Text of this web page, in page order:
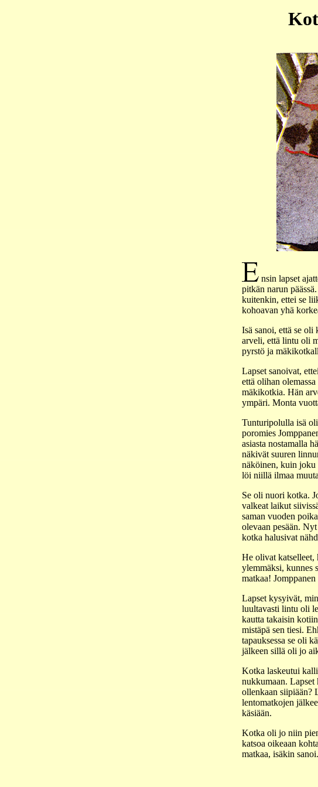
nsin lapset
pitkän narun
kuitenkin, ettei se
kohoavan yhä
Isä sanoi, että se
arveli, että lintu oli
pyrstö ja
Lapset sanoivat,
että olihan
mäkikotkia. Hän
ympäri. Monta
Tunturipolulla isä
poromies
asiasta nostamalla
näkivät suuren
näköinen, kuin joku
löi niillä ilmaa
Se oli nuori kotka.
valkeat laikut
saman vuoden
olevaan pesään.
kotka halusivat
He olivat
ylemmäksi, kunnes
matkaa!
Lapset kysyivät,
luultavasti lintu oli
kautta takaisin
mistäpä sen tiesi.
tapauksessa se oli
jälkeen sillä oli jo
Kotka laskeutui
nukkumaan.
ollenkaan siipiään?
lentomatkojen
käsiään.
Kotka oli jo niin
katsoa oikeaan
matkaa, isäkin sanoi.